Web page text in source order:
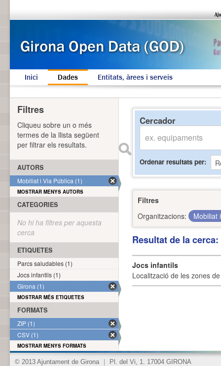
Inici Dades Entitats, àrees i serveis
Cercador
Ordenar resultats per
Filtres
Organitzacions:
Mobiliat
Resultat de la
Jocs infantils
Localització de les zones
Filtres
Cliqueu sobre un o més
termes de la llista següent
per filtrar els resultats.
AUTORS
Mobiliat i Via Pública (1)
MOSTRAR MENYS AUTORS
CATEGORIES
No hi ha filtres per aquesta
cerca
ETIQUETES
Parcs saludables (1)
Jocs infantils (1)
Girona (1)
MOSTRAR MÉS ETIQUETES
FORMATS
ZIP (1)
CSV (1)
MOSTRAR MENYS FORMATS
© 2013 Ajuntament de Girona Pl. del Vi, 1. 17004 GIRONA